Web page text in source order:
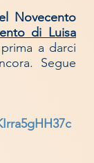
Novecento
di Luisa
a darci
Segue